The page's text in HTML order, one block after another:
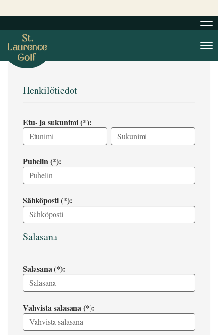
Henkilötiedot
Etu- ja sukunimi (*):
Puhelin (*):
Sähköposti (*):
Salasana
Salasana (*):
Vahvista salasana (*):